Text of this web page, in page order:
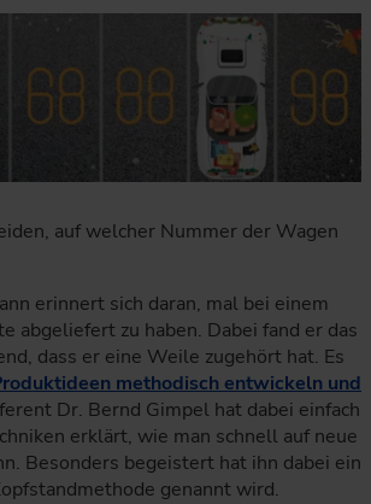
auf welcher Nummer der Wagen
erinnert sich daran, mal bei einem
abgeliefert zu haben. Dabei fand er das
dass er eine Weile zugehört hat. Es
methodisch entwickeln und
Dr. Bernd Gimpel hat dabei einfach
erklärt, wie man schnell auf neue
Besonders begeistert hat ihn dabei ein
genannt wird.